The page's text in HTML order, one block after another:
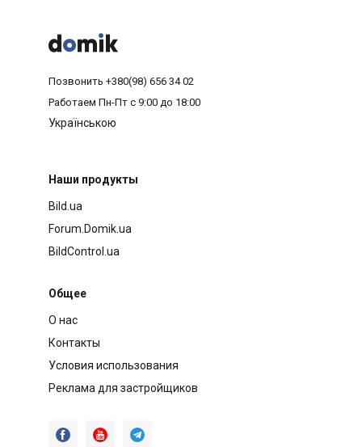



Позвонить +380(98) 656 34 02
Работаем Пн-Пт с 9:00 до 18:00
Українською
Наши продукты
Bild.ua
Forum.Domik.ua
BildControl.ua
Общее
О нас
Контакты
Условия использования
Реклама для застройщиков
  